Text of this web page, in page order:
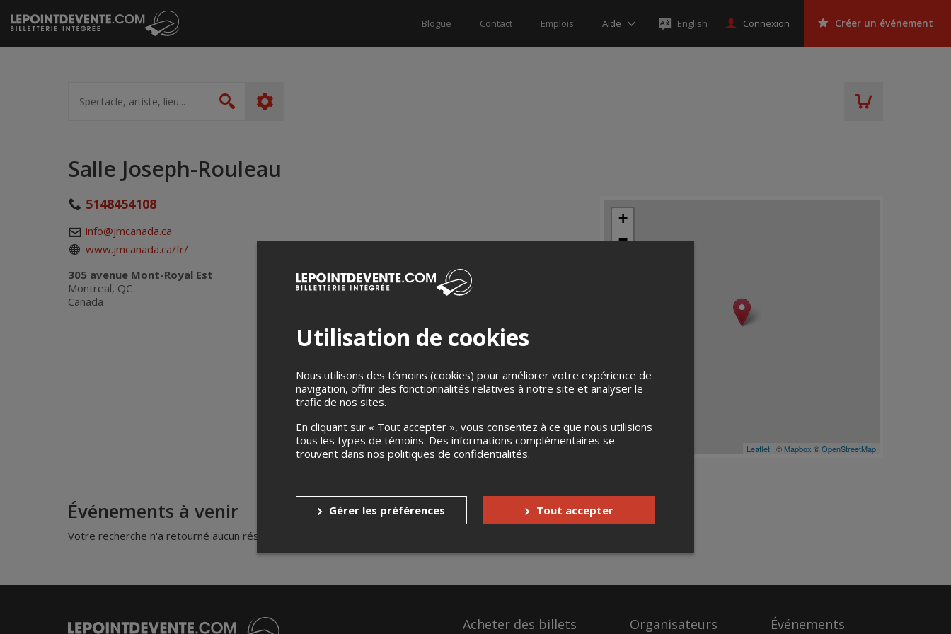
Passer
au
contenu
Blogue Contact Emplois Aide English Connexion Créer un événement
artiste,
lieu...
Rechercher
Salle Joseph-Rouleau
5148454108
info@jmcanada.ca
www.jmcanada.ca/fr/
305 avenue Mont-Royal Est
Montreal, QC
Canada
+
−
Leaflet | © Mapbox ©OpenStreetMap
Événements à venir
Votre recherche n'a retourné aucun résultat.
Acheter des billets Organisateurs Événements
Utilisation de cookies
Nous utilisons des témoins (cookies) pour améliorer votre expérience de
navigation, offrir des fonctionnalités relatives à notre site et analyser le
trafic de nos sites.
En cliquant sur « Tout accepter », vous consentez à ce que nous utilisions
tous les types de témoins. Des informations complémentaires se
trouvent dans nos politiques de confidentialités.
Gérer les préférences Tout accepter